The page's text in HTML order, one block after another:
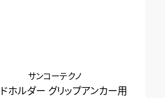
ホルダー グリップアンカー用
サンコーテクノ